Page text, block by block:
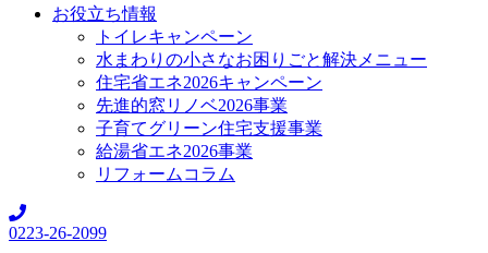
お役立ち情報
トイレキャンペーン
水まわりの小さなお困りごと解決メニュー
住宅省エネ2026キャンペーン
先進的窓リノベ2026事業
子育てグリーン住宅支援事業
給湯省エネ2026事業
リフォームコラム
0223-26-2099